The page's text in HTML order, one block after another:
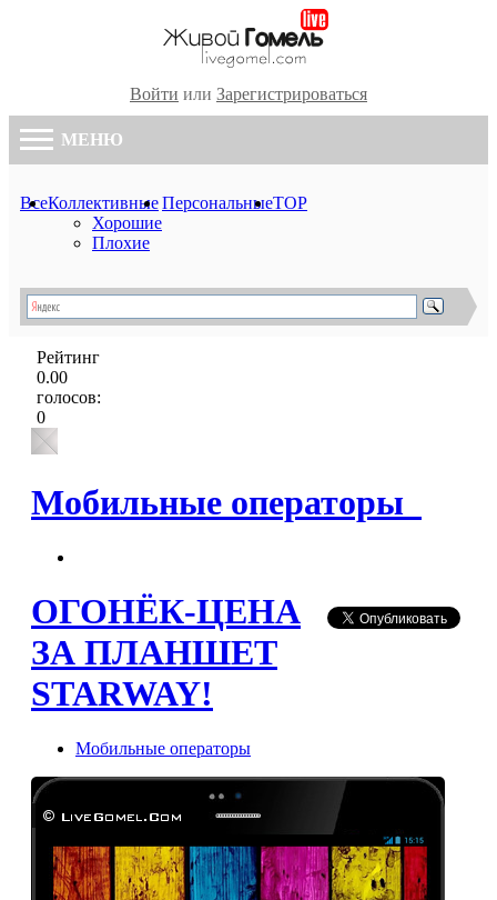
Войти или Зарегистрироваться
МЕНЮ
ВсеКоллективные
Хорошие
Плохие
ПерсональныеTOP
Рейтинг
0.00
голосов:
0
Мобильные операторы
ОГОНЁК-ЦЕНА
ЗА ПЛАНШЕТ
STARWAY!
Мобильные операторы